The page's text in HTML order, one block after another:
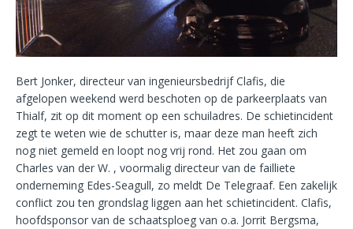
Bert Jonker, directeur van ingenieursbedrijf Clafis, die
afgelopen weekend werd beschoten op de parkeerplaats van
Thialf, zit op dit moment op een schuiladres. De schietincident
zegt te weten wie de schutter is, maar deze man heeft zich
nog niet gemeld en loopt nog vrij rond. Het zou gaan om
Charles van der W. , voormalig directeur van de failliete
onderneming Edes-Seagull, zo meldt De Telegraaf. Een zakelijk
conflict zou ten grondslag liggen aan het schietincident. Clafis,
hoofdsponsor van de schaatsploeg van o.a. Jorrit Bergsma,